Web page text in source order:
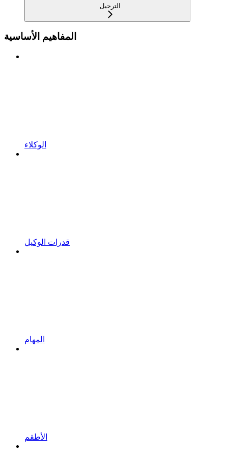
الترحيل
المفاهيم الأساسية
الوكلاء
قدرات الوكيل
المهام
الأطقم